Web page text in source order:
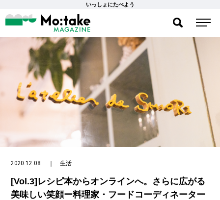
いっしょにたべよう
2020.12.08. ｜生活
[Vol.3]レシピ本からオンラインへ。さらに広がる
美味しい笑顔ー料理家・フードコーディネーター